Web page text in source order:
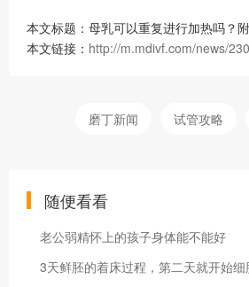
本文标题：母乳可以重复进行加热吗？
本文链接： http://m.mdivf.com/news/
磨丁新闻 试管攻略
随便看看
老公弱精怀上的孩子身体能不能好
3天鲜胚的着床过程，第二天就开始